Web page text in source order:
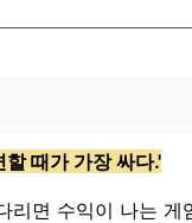
할 때가 가장 싸다.'
리면 수익이 나는 게